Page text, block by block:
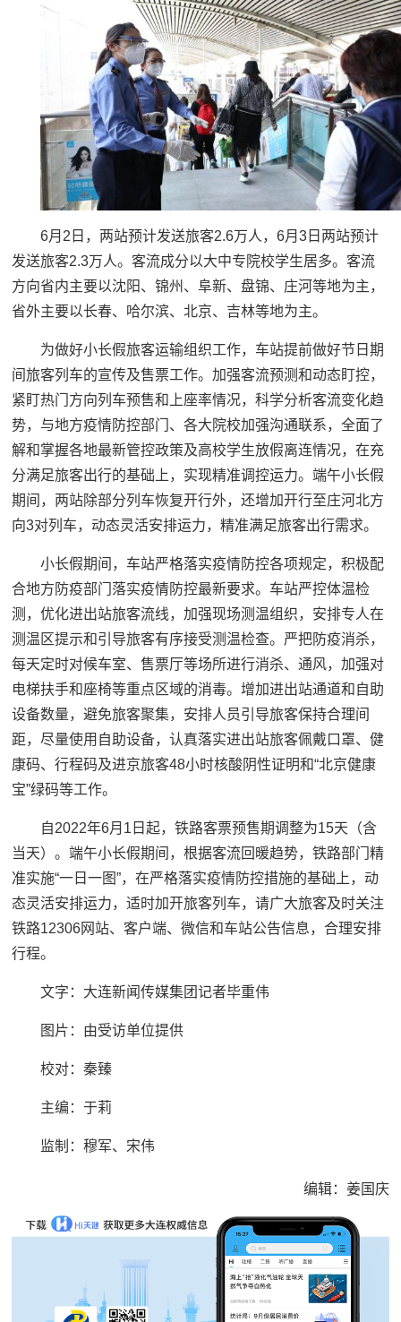
6月2日，两站预计发送旅客2.6万人，6月3日两站预计
发送旅客2.3万人。客流成分以大中专院校学生居多。客流
方向省内主要以沈阳、锦州、阜新、盘锦、庄河等地为主，
省外主要以长春、哈尔滨、北京、吉林等地为主。
为做好小长假旅客运输组织工作，车站提前做好节日期
间旅客列车的宣传及售票工作。加强客流预测和动态盯控，
紧盯热门方向列车预售和上座率情况，科学分析客流变化趋
势，与地方疫情防控部门、各大院校加强沟通联系，全面了
解和掌握各地最新管控政策及高校学生放假离连情况，在充
分满足旅客出行的基础上，实现精准调控运力。端午小长假
期间，两站除部分列车恢复开行外，还增加开行至庄河北方
向3对列车，动态灵活安排运力，精准满足旅客出行需求。
小长假期间，车站严格落实疫情防控各项规定，积极配
合地方防疫部门落实疫情防控最新要求。车站严控体温检
测，优化进出站旅客流线，加强现场测温组织，安排专人在
测温区提示和引导旅客有序接受测温检查。严把防疫消杀，
每天定时对候车室、售票厅等场所进行消杀、通风，加强对
电梯扶手和座椅等重点区域的消毒。增加进出站通道和自助
设备数量，避免旅客聚集，安排人员引导旅客保持合理间
距，尽量使用自助设备，认真落实进出站旅客佩戴口罩、健
康码、行程码及进京旅客48小时核酸阴性证明和“北京健康
宝”绿码等工作。
自2022年6月1日起，铁路客票预售期调整为15天（含
当天）。端午小长假期间，根据客流回暖趋势，铁路部门精
准实施“一日一图”，在严格落实疫情防控措施的基础上，动
态灵活安排运力，适时加开旅客列车，请广大旅客及时关注
铁路12306网站、客户端、微信和车站公告信息，合理安排
行程。
文字：大连新闻传媒集团记者毕重伟
图片：由受访单位提供
校对：秦臻
主编：于莉
监制：穆军、宋伟
编辑：姜国庆